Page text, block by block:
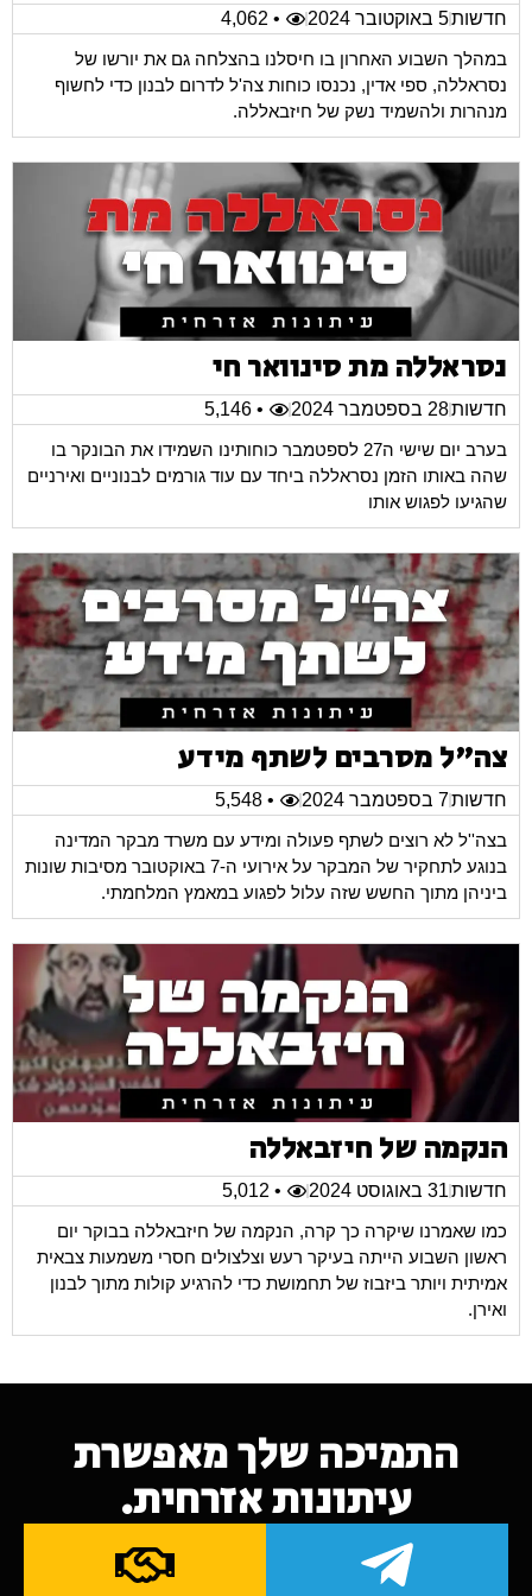
חדשות5 באוקטובר 2024
• 4,062
במהלך השבוע האחרון בו חיסלנו בהצלחה גם את יורשו של
נסראללה, ספי אדין, נכנסו כוחות צה'ל לדרום לבנון כדי לחשוף
מנהרות ולהשמיד נשק של חיזבאללה.
נסראללה מת סינוואר חי
חדשות28 בספטמבר 2024
• 5,146
בערב יום שישי ה27 לספטמבר כוחותינו השמידו את הבונקר בו
שהה באותו הזמן נסראללה ביחד עם עוד גורמים לבנוניים ואירניים
שהגיעו לפגוש אותו
צה"ל מסרבים לשתף מידע
חדשות7 בספטמבר 2024
• 5,548
בצה''ל לא רוצים לשתף פעולה ומידע עם משרד מבקר המדינה
בנוגע לתחקיר של המבקר על אירועי ה-7 באוקטובר מסיבות שונות
ביניהן מתוך החשש שזה עלול לפגוע במאמץ המלחמתי.
הנקמה של חיזבאללה
חדשות31 באוגוסט 2024
• 5,012
כמו שאמרנו שיקרה כך קרה, הנקמה של חיזבאללה בבוקר יום
ראשון השבוע הייתה בעיקר רעש וצלצולים חסרי משמעות צבאית
אמיתית ויותר ביזבוז של תחמושת כדי להרגיע קולות מתוך לבנון
ואירן.
התמיכה שלך מאפשרת
עיתונות אזרחית.